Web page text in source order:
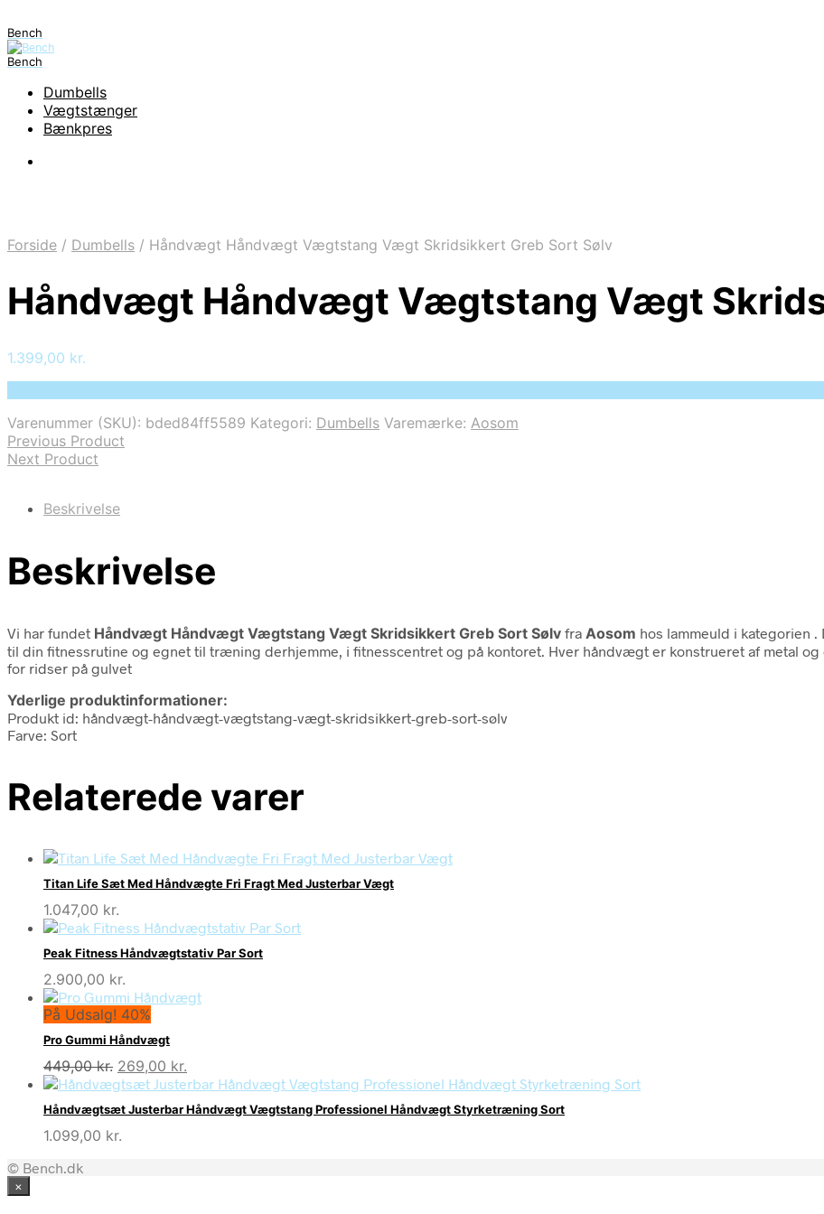
Bench
Bench
Dumbells
Vægtstænger
Bænkpres
Forside / Dumbells / Håndvægt Håndvægt Vægtstang Vægt Skridsikkert Greb Sort Sølv
Håndvægt Håndvægt Vægtstang Vægt
1.399,00 kr.
Varenummer (SKU): bded84ff5589 Kategori: Dumbells Varemærke: Aosom
Previous Product
Next Product
Beskrivelse
Beskrivelse
Vi har fundet Håndvægt Håndvægt Vægtstang Vægt Skridsikkert Greb Sort Sølv fra Aosom hos lammeuld i kategorien
til din fitnessrutine og egnet til træning derhjemme, i fitnesscentret og på kontoret. Hver håndvægt er konstrueret af metal
for ridser på gulvet
Yderlige produktinformationer:
Produkt id: håndvægt-håndvægt-vægtstang-vægt-skridsikkert-greb-sort-sølv
Farve: Sort
Relaterede varer
Titan Life Sæt Med Håndvægte Fri Fragt Med Justerbar Vægt
1.047,00 kr.
Peak Fitness Håndvægtstativ Par Sort
2.900,00 kr.
På Udsalg! 40%
Pro Gummi Håndvægt
449,00kr. Den
oprindelige
pris
var:
449,00 kr..
269,00 kr.
aktuelle
pris
er:
Håndvægtsæt Justerbar Håndvægt Vægtstang Professionel Håndvægt Styrketræning Sort
1.099,00 kr.
© Bench.dk
×